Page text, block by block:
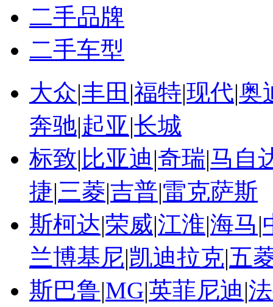
二手品牌
二手车型
大众|丰田 |福特|现代|奥
奔驰|起亚|长城
标致| 比亚迪|奇瑞|马自
捷|三菱|吉普|雷克萨斯
斯柯达|荣威|江淮|海马|
兰博基尼|凯迪拉克|五
斯巴鲁|MG|英菲尼迪|